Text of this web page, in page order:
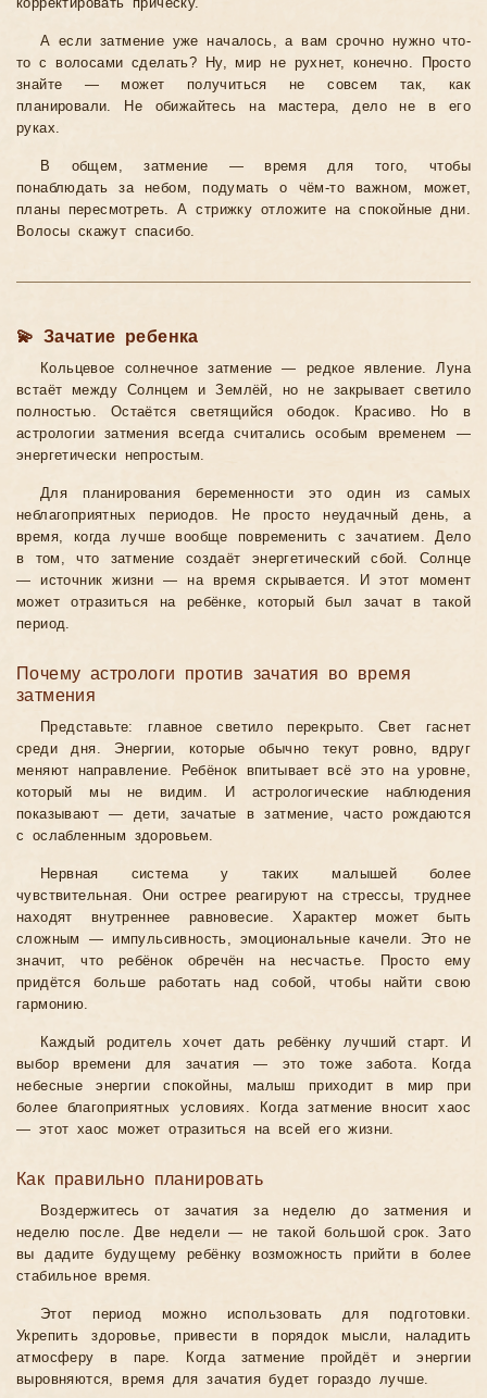
корректировать причёску.
А если затмение уже началось, а вам срочно нужно что-
то с волосами сделать? Ну, мир не рухнет, конечно. Просто
знайте — может получиться не совсем так, как
планировали. Не обижайтесь на мастера, дело не в его
руках.
В общем, затмение — время для того, чтобы
понаблюдать за небом, подумать о чём-то важном, может,
планы пересмотреть. А стрижку отложите на спокойные дни.
Волосы скажут спасибо.
💫 Зачатие ребенка
Кольцевое солнечное затмение — редкое явление. Луна
встаёт между Солнцем и Землёй, но не закрывает светило
полностью. Остаётся светящийся ободок. Красиво. Но в
астрологии затмения всегда считались особым временем —
энергетически непростым.
Для планирования беременности это один из самых
неблагоприятных периодов. Не просто неудачный день, а
время, когда лучше вообще повременить с зачатием. Дело
в том, что затмение создаёт энергетический сбой. Солнце
— источник жизни — на время скрывается. И этот момент
может отразиться на ребёнке, который был зачат в такой
период.
Почему астрологи против зачатия во время
затмения
Представьте: главное светило перекрыто. Свет гаснет
среди дня. Энергии, которые обычно текут ровно, вдруг
меняют направление. Ребёнок впитывает всё это на уровне,
который мы не видим. И астрологические наблюдения
показывают — дети, зачатые в затмение, часто рождаются
с ослабленным здоровьем.
Нервная система у таких малышей более
чувствительная. Они острее реагируют на стрессы, труднее
находят внутреннее равновесие. Характер может быть
сложным — импульсивность, эмоциональные качели. Это не
значит, что ребёнок обречён на несчастье. Просто ему
придётся больше работать над собой, чтобы найти свою
гармонию.
Каждый родитель хочет дать ребёнку лучший старт. И
выбор времени для зачатия — это тоже забота. Когда
небесные энергии спокойны, малыш приходит в мир при
более благоприятных условиях. Когда затмение вносит хаос
— этот хаос может отразиться на всей его жизни.
Как правильно планировать
Воздержитесь от зачатия за неделю до затмения и
неделю после. Две недели — не такой большой срок. Зато
вы дадите будущему ребёнку возможность прийти в более
стабильное время.
Этот период можно использовать для подготовки.
Укрепить здоровье, привести в порядок мысли, наладить
атмосферу в паре. Когда затмение пройдёт и энергии
выровняются, время для зачатия будет гораздо лучше.